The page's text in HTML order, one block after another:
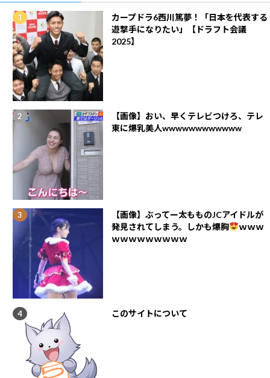
カープドラ6西川篤夢！「日本を代表する
遊撃手になりたい」【ドラフト会議
2025】
【画像】おい、早くテレビつけろ、テレ
東に爆乳美人wwwwwwwwwwww
【画像】ぶってー太もものJCアイドルが
発見されてしまう。しかも爆胸
ｗｗｗ
ｗｗｗｗｗｗｗｗｗ
このサイトについて